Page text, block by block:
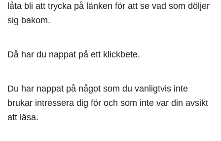
låta bli att trycka på länken för att se vad som döljer
sig bakom.
Då har du nappat på ett klickbete.
Du har nappat på något som du vanligtvis inte
brukar intressera dig för och som inte var din avsikt
att läsa.